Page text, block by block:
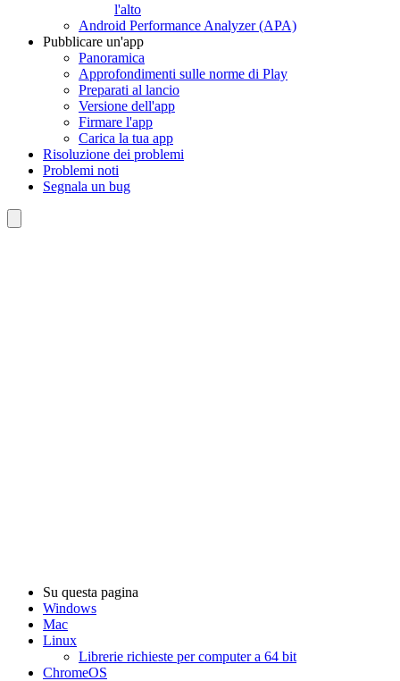
l'alto
Android Performance Analyzer (APA)
Pubblicare un'app
Panoramica
Approfondimenti sulle norme di Play
Preparati al lancio
Versione dell'app
Firmare l'app
Carica la tua app
Risoluzione dei problemi
Problemi noti
Segnala un bug
Su questa pagina
Windows
Mac
Linux
Librerie richieste per computer a 64 bit
ChromeOS